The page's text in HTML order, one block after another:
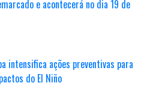
e acontecerá no dia 19 de
intensifica ações preventivas para
do El Niño